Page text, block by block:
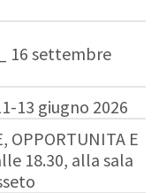
16 settembre
13 giugno 2026
OPPORTUNITA E
18.30, alla sala